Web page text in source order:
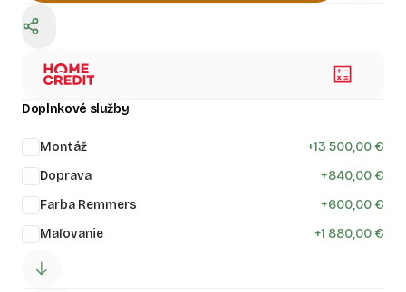
Doplnkové služby
Montáž +13 500,00 €
Doprava
+840,00 €
Farba Remmers
+600,00 €
Maľovanie
+1 880,00 €